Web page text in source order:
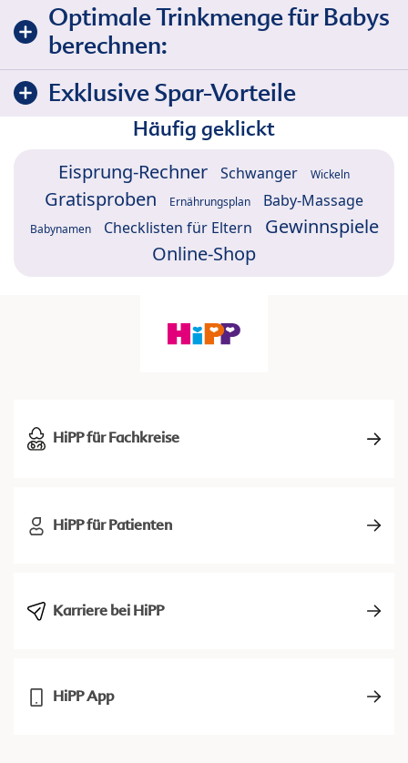
Optimale Trinkmenge für Babys
berechnen:
Exklusive Spar-Vorteile
Häufig geklickt
Eisprung-Rechner Schwanger Wickeln
Gratisproben Ernährungsplan Baby-Massage
Babynamen Checklisten für Eltern
Gewinnspiele
Online-Shop
HiPP für Fachkreise
HiPP für Patienten
Karriere bei HiPP
HiPP App